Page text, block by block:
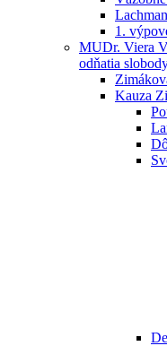
1.
MUDr. Viera
odňatia
Kauza